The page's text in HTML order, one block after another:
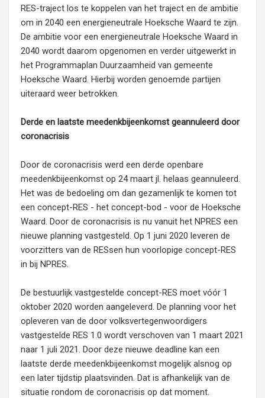
RES-traject los te koppelen van het traject en de ambitie
om in 2040 een energieneutrale Hoeksche Waard te zijn.
De ambitie voor een energieneutrale Hoeksche Waard in
2040 wordt daarom opgenomen en verder uitgewerkt in
het Programmaplan Duurzaamheid van gemeente
Hoeksche Waard. Hierbij worden genoemde partijen
uiteraard weer betrokken.
Derde en laatste meedenkbijeenkomst geannuleerd door
coronacrisis
Door de coronacrisis werd een derde openbare
meedenkbijeenkomst op 24 maart jl. helaas geannuleerd.
Het was de bedoeling om dan gezamenlijk te komen tot
een concept-RES - het concept-bod - voor de Hoeksche
Waard. Door de coronacrisis is nu vanuit het NPRES een
nieuwe planning vastgesteld. Op 1 juni 2020 leveren de
voorzitters van de RESsen hun voorlopige concept-RES
in bij NPRES.
De bestuurlijk vastgestelde concept-RES moet vóór 1
oktober 2020 worden aangeleverd. De planning voor het
opleveren van de door volksvertegenwoordigers
vastgestelde RES 1.0 wordt verschoven van 1 maart 2021
naar 1 juli 2021. Door deze nieuwe deadline kan een
laatste derde meedenkbijeenkomst mogelijk alsnog op
een later tijdstip plaatsvinden. Dat is afhankelijk van de
situatie rondom de coronacrisis op dat moment.